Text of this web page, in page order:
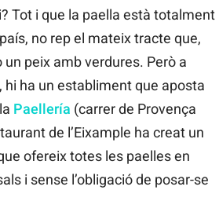
Tot i que la paella està totalment
no rep el mateix tracte que,
peix amb verdures. Però a
hi ha un establiment que aposta
Paellería (carrer de Provença
de l’Eixample ha creat un
ofereix totes les paelles en
i sense l’obligació de posar-se